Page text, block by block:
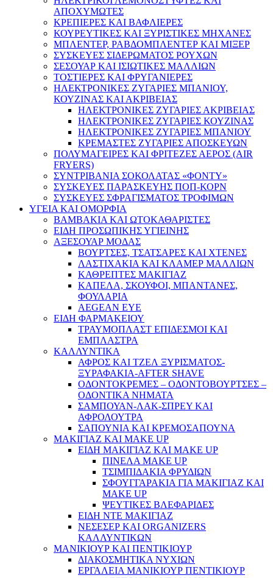
ΑΠΟΧΥΜΩΤΕΣ
ΚΡΕΠΙΕΡΕΣ ΚΑΙ ΒΑΦΛΙΕΡΕΣ
ΚΟΥΡΕΥΤΙΚΕΣ ΚΑΙ ΞΥΡΙΣΤΙΚΕΣ ΜΗΧΑΝΕΣ
ΜΠΛΕΝΤΕΡ, ΡΑΒΔΟΜΠΛΕΝΤΕΡ ΚΑΙ ΜΙΞΕΡ
ΣΥΣΚΕΥΕΣ ΣΙΔΕΡΩΜΑΤΟΣ ΡΟΥΧΩΝ
ΣΕΣΟΥΑΡ ΚΑΙ ΙΣΙΩΤΙΚΕΣ ΜΑΛΛΙΩΝ
ΤΟΣΤΙΕΡΕΣ ΚΑΙ ΦΡΥΓΑΝΙΕΡΕΣ
ΗΛΕΚΤΡΟΝΙΚΕΣ ΖΥΓΑΡΙΕΣ ΜΠΑΝΙΟΥ,
ΚΟΥΖΙΝΑΣ ΚΑΙ ΑΚΡΙΒΕΙΑΣ
ΗΛΕΚΤΡΟΝΙΚΕΣ ΖΥΓΑΡΙΕΣ ΑΚΡΙΒΕΙΑΣ
ΗΛΕΚΤΡΟΝΙΚΕΣ ΖΥΓΑΡΙΕΣ ΚΟΥΖΙΝΑΣ
ΗΛΕΚΤΡΟΝΙΚΕΣ ΖΥΓΑΡΙΕΣ ΜΠΑΝΙΟΥ
ΚΡΕΜΑΣΤΕΣ ΖΥΓΑΡΙΕΣ ΑΠΟΣΚΕΥΩΝ
ΠΟΛΥΜΑΓΕΙΡΕΣ ΚΑΙ ΦΡΙΤΕΖΕΣ ΑΕΡΟΣ (AIR
FRYERS)
ΣΥΝΤΡΙΒΑΝΙΑ ΣΟΚΟΛΑΤΑΣ «ΦΟΝΤΥ»
ΣΥΣΚΕΥΕΣ ΠΑΡΑΣΚΕΥΗΣ ΠΟΠ-ΚΟΡΝ
ΣΥΣΚΕΥΕΣ ΣΦΡΑΓΙΣΜΑΤΟΣ ΤΡΟΦΙΜΩΝ
ΥΓΕΙΑ ΚΑΙ ΟΜΟΡΦΙΑ
ΒΑΜΒΑΚΙΑ ΚΑΙ ΩΤΟΚΑΘΑΡΙΣΤΕΣ
ΕΙΔΗ ΠΡΟΣΩΠΙΚΗΣ ΥΓΙΕΙΝΗΣ
ΑΞΕΣΟΥΑΡ ΜΟΔΑΣ
ΒΟΥΡΤΣΕΣ, ΤΣΑΤΣΑΡΕΣ ΚΑΙ ΧΤΕΝΕΣ
ΛΑΣΤΙΧΑΚΙΑ ΚΑΙ ΚΛΑΜΕΡ ΜΑΛΛΙΩΝ
ΚΑΘΡΕΠΤΕΣ ΜΑΚΙΓΙΑΖ
ΚΑΠΕΛΑ, ΣΚΟΥΦΟΙ, ΜΠΑΝΤΑΝΕΣ,
ΦΟΥΛΑΡΙΑ
AEGEAN EYE
ΕΙΔΗ ΦΑΡΜΑΚΕΙΟΥ
ΤΡΑΥΜΟΠΛΑΣΤ ΕΠΙΔΕΣΜΟΙ ΚΑΙ
ΕΜΠΛΑΣΤΡΑ
ΚΑΛΛΥΝΤΙΚΑ
ΑΦΡΟΣ ΚΑΙ ΤΖΕΛ ΞΥΡΙΣΜΑΤΟΣ-
ΞΥΡΑΦΑΚΙΑ-AFTER SHAVE
ΟΔΟΝΤΟΚΡΕΜΕΣ – ΟΔΟΝΤΟΒΟΥΡΤΣΕΣ –
ΟΔΟΝΤΙΚΑ ΝΗΜΑΤΑ
ΣΑΜΠΟΥΑΝ-ΛΑΚ-ΣΠΡΕΥ ΚΑΙ
ΑΦΡΟΛΟΥΤΡΑ
ΣΑΠΟΥΝΙΑ ΚΑΙ ΚΡΕΜΟΣΑΠΟΥΝΑ
ΜΑΚΙΓΙΑΖ ΚΑΙ MAKE UP
ΕΙΔΗ ΜΑΚΙΓΙΑΖ ΚΑΙ MAKE UP
ΠΙΝΕΛΑ MAKE UP
ΤΣΙΜΠΙΔΑΚΙΑ ΦΡΥΔΙΩΝ
ΣΦΟΥΓΓΑΡΑΚΙΑ ΓΙΑ ΜΑΚΙΓΙΑZ ΚΑΙ
MAKE UP
ΨΕΥΤΙΚΕΣ ΒΛΕΦΑΡΙΔΕΣ
ΕΙΔΗ ΝΤΕ ΜΑΚΙΓΙΑΖ
ΝΕΣΕΣΕΡ ΚΑΙ ORGANIZERS
ΚΑΛΛΥΝΤΙΚΩΝ
ΜΑΝΙΚΙΟΥΡ ΚΑΙ ΠΕΝΤΙΚΙΟΥΡ
ΔΙΑΚΟΣΜΗΤΙΚΑ ΝΥΧΙΩΝ
ΕΡΓΑΛΕΙΑ ΜΑΝΙΚΙΟΥΡ ΠΕΝΤΙΚΙΟΥΡ